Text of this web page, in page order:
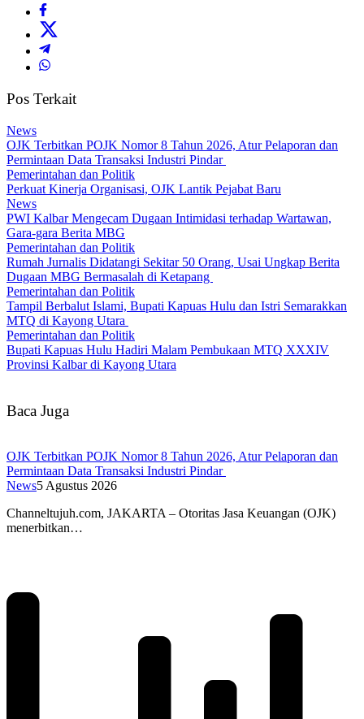
Pos Terkait
News
OJK Terbitkan POJK Nomor 8 Tahun 2026, Atur Pelaporan dan
Permintaan Data Transaksi Industri Pindar
Pemerintahan dan Politik
Perkuat Kinerja Organisasi, OJK Lantik Pejabat Baru
News
PWI Kalbar Mengecam Dugaan Intimidasi terhadap Wartawan,
Gara-gara Berita MBG
Pemerintahan dan Politik
Rumah Jurnalis Didatangi Sekitar 50 Orang, Usai Ungkap Berita
Dugaan MBG Bermasalah di Ketapang
Pemerintahan dan Politik
Tampil Berbalut Islami, Bupati Kapuas Hulu dan Istri Semarakkan
MTQ di Kayong Utara
Pemerintahan dan Politik
Bupati Kapuas Hulu Hadiri Malam Pembukaan MTQ XXXIV
Provinsi Kalbar di Kayong Utara
Baca Juga
OJK Terbitkan POJK Nomor 8 Tahun 2026, Atur Pelaporan dan
Permintaan Data Transaksi Industri Pindar
News5 Agustus 2026
Channeltujuh.com, JAKARTA – Otoritas Jasa Keuangan (OJK)
menerbitkan…